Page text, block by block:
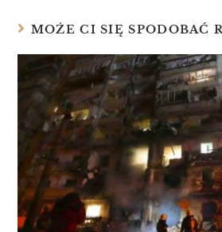
MOŻE CI SIĘ SPODOBAĆ